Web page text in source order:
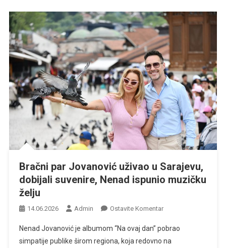
Bračni par Jovanović uživao u Sarajevu,
dobijali suvenire, Nenad ispunio muzičku
želju
14.06.2026 Admin Ostavite KomentarNa
Par
Jovanović
Nenad Jovanović je albumom “Na ovaj dan” pobrao
simpatije publike širom regiona, koja redovno na